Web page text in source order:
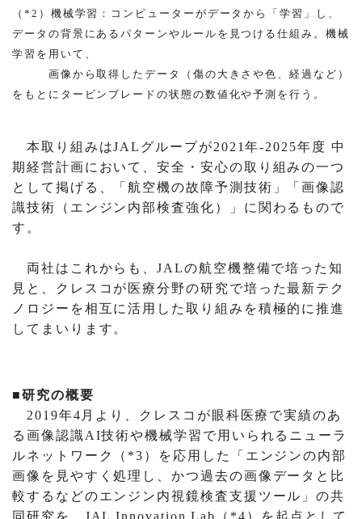
（*2）機械学習：コンピューターがデータから「学習」し、
データの背景にあるパターンやルールを見つける仕組み。機械
学習を用いて、
画像から取得したデータ（傷の大きさや色、経過など）
をもとにタービンブレードの状態の数値化や予測を行う。
本取り組みはJALグループが2021年-2025年度 中
期経営計画において、安全・安心の取り組みの一つ
として掲げる、「航空機の故障予測技術」「画像認
識技術（エンジン内部検査強化）」に関わるもので
す。
両社はこれからも、JALの航空機整備で培った知
見と、クレスコが医療分野の研究で培った最新テク
ノロジーを相互に活用した取り組みを積極的に推進
してまいります。
■研究の概要
2019年4月より、クレスコが眼科医療で実績のあ
る画像認識AI技術や機械学習で用いられるニューラ
ルネットワーク（*3）を応用した「エンジンの内部
画像を見やすく処理し、かつ過去の画像データと比
較するなどのエンジン内視鏡検査支援ツール」の共
同研究を、JAL Innovation Lab（*4）を起点として